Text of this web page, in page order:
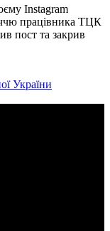
Instagram
працівника ТЦК
пост та закрив
України